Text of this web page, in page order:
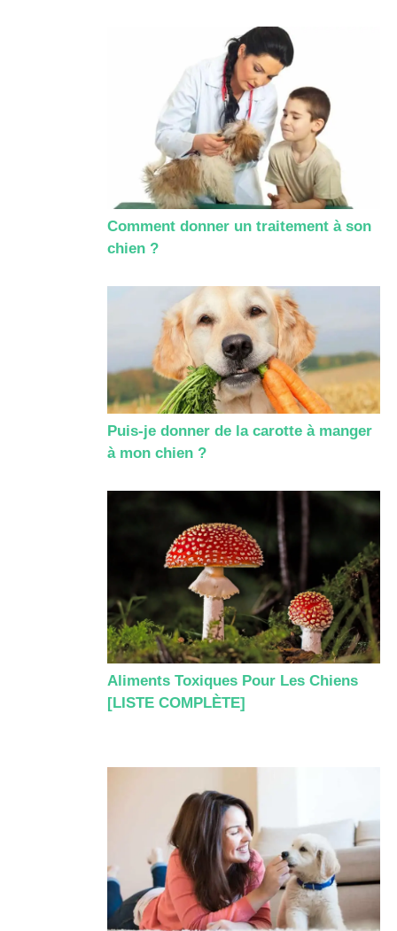
Comment donner un traitement à son
chien ?
Puis-je donner de la carotte à manger
à mon chien ?
Aliments Toxiques Pour Les Chiens
[LISTE COMPLÈTE]